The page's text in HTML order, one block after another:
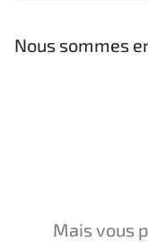
Nous sommes
Mais vous